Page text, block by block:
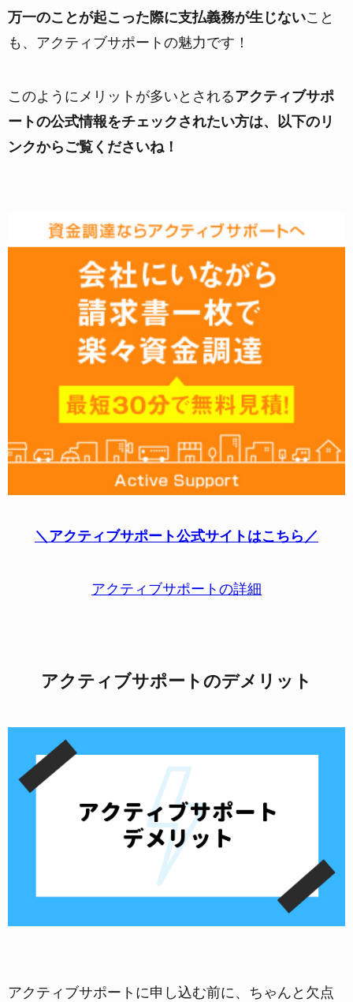
万一のことが起こった際に支払義務が生じないこと
も、アクティブサポートの魅力です！
このようにメリットが多いとされるアクティブサポ
ートの公式情報をチェックされたい方は、以下のリ
ンクからご覧くださいね！
＼アクティブサポート公式サイトはこちら／
アクティブサポートの詳細
アクティブサポートのデメリット
アクティブサポートに申し込む前に、ちゃんと欠点